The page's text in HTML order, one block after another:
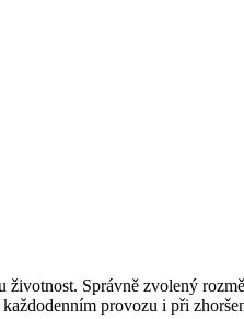
Správně zvolený
provozu i při